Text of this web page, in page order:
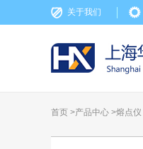
关于我们
首页 >产品中心 >熔点仪